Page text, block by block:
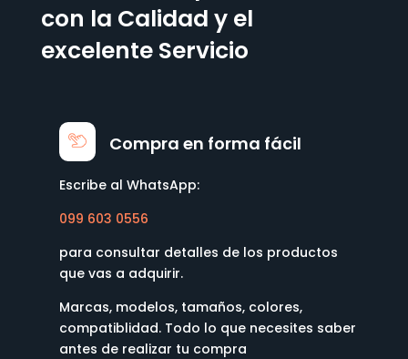
con la Calidad y el
excelente Servicio
Compra en forma fácil
Escribe al WhatsApp:
099 603 0556
para consultar detalles de los productos
que vas a adquirir.
Marcas, modelos, tamaños, colores,
compatiblidad. Todo lo que necesites saber
antes de realizar tu compra